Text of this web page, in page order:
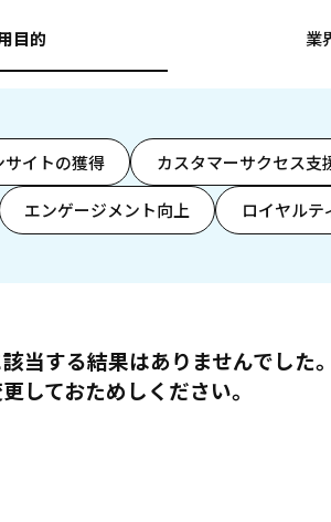
目的 業
サイトの獲得 カスタマーサクセス支
エンゲージメント向上 ロイヤルテ
当する結果はありませんでした。
しておためしください。